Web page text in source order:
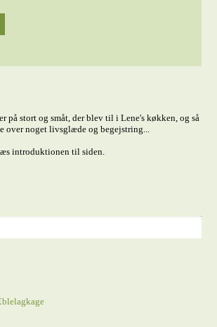
på stort og småt, der blev til i Lene's køkken, og så
over noget livsglæde og begejstring...
introduktionen til siden.